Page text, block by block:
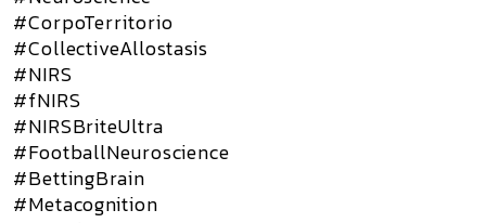
#CorpoTerritorio
#CollectiveAllostasis
#NIRS
#fNIRS
#NIRSBriteUltra
#FootballNeuroscience
#BettingBrain
#Metacognition